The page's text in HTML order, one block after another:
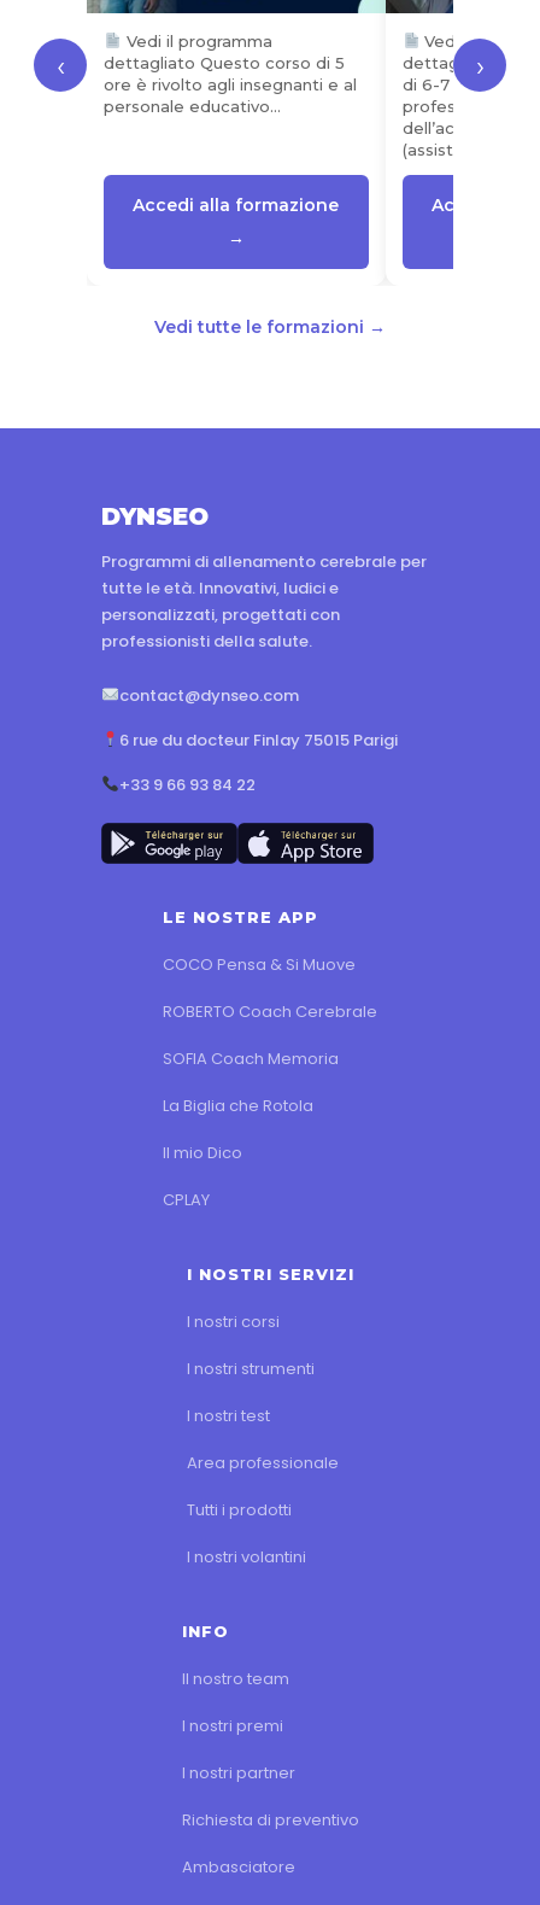
‹
Vedi il programma
dettagliato Questo corso di 5
ore è rivolto agli insegnanti e al
personale educativo…
Accedi alla formazione
→
Vedi il
dettagliato
di 6-7 ore è
professionisti
(assistenti
Accedi alla
›
Vedi tutte le formazioni →
DYNSEO
Programmi di allenamento cerebrale per
tutte le età. Innovativi, ludici e
personalizzati, progettati con
professionisti della salute.
contact@dynseo.com
6 rue du docteur Finlay 75015 Parigi
+33 9 66 93 84 22
LE NOSTRE APP
COCO Pensa & Si Muove
ROBERTO Coach Cerebrale
SOFIA Coach Memoria
La Biglia che Rotola
Il mio Dico
CPLAY
I NOSTRI SERVIZI
I nostri corsi
I nostri strumenti
I nostri test
Area professionale
Tutti i prodotti
I nostri volantini
INFO
Il nostro team
I nostri premi
I nostri partner
Richiesta di preventivo
Ambasciatore